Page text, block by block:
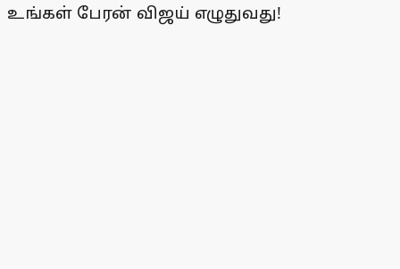
உங்கள் பேரன் விஜய் எழுதுவது!